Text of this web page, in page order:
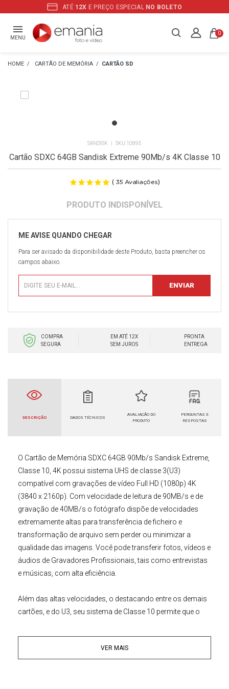
ATÉ 12X E PREÇO ESPECIAL NO BOLETO
MENU
0
CARTÃO DE MEMÓRIA CARTÃO SD
SANDISK 10895
Cartão SDXC 64GB Sandisk Extreme 90Mb/s 4K Classe 10
( 35 Avaliações)
Para ser avisado da disponibilidade deste Produto, basta preencher os
campos abaixo.
COMPRA
SEGURA
EM ATÉ 12X
SEM JUROS
PRONTA
ENTREGA
DESCRIÇÃO DADOS TÉCNICOS
AVALIAÇÃO DO
PRODUTO
PERGUNTAS E
RESPOSTAS
O Cartão de Memória SDXC 64GB 90Mb/s Sandisk Extreme,
Classe 10 , 4K possui sistema UHS de classe 3(U3)
compatível com gravações de vídeo Full HD (1080p) 4K
(3840 x 2160p). Com velocidade de leitura de 90MB/s e de
gravação de 40MB/s o fotógrafo dispõe de velocidades
extremamente altas para transferência de ficheiro e
transformação de arquivo sem perder ou minimizar a
qualidade das imagens. Você pode transferir fotos, vídeos e
áudios de Gravadores Profissionais, tais como entrevistas
e músicas, com alta eficiência.
Além das altas velocidades, o destacando entre os demais
cartões, e do U3, seu sistema de Classe 10 permite que o
Classe 10, 4K seja resistente à altas temperaturas, choques,
quedas e água, permitindo a gravação de vídeos em 4K em
VER MAIS